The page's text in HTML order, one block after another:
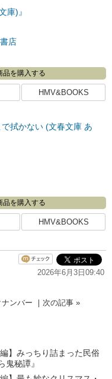
庫)』
店
品を購入する
HMV&BOOKS
で拭かない (文春文庫 あ
品を購入する
HMV&BOOKS
2026年6月3日09:40
ンバー ｜ 次の記事 »
】みっちり詰まった民俗
鬼秘譚』